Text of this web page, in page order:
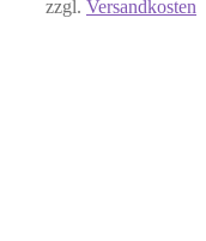
zzgl. Versandkosten